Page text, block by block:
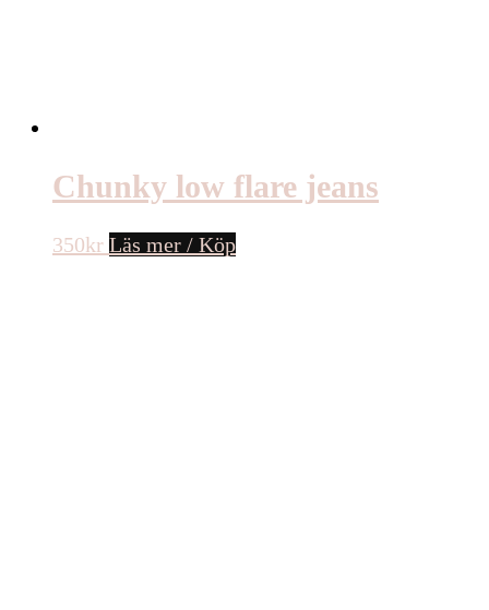
Chunky low flare jeans
350kr Läs mer / Köp